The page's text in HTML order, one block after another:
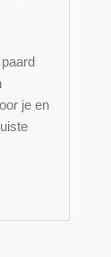
je en